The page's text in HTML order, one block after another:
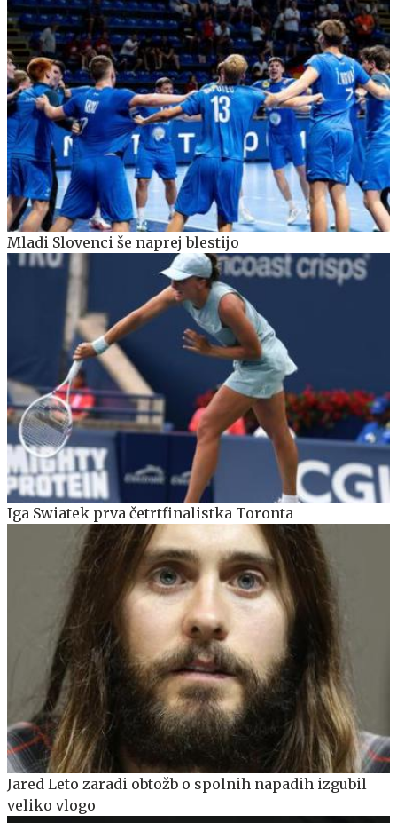
Mladi Slovenci še naprej blestijo
Iga Swiatek prva četrtfinalistka Toronta
Jared Leto zaradi obtožb o spolnih napadih izgubil
veliko vlogo